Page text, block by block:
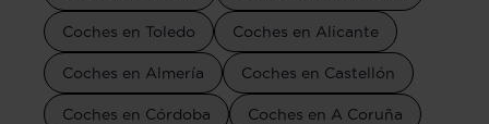
Coches en Toledo Coches en Alicante
Coches en Almería Coches en Castellón
Coches en Córdoba Coches en A Coruña